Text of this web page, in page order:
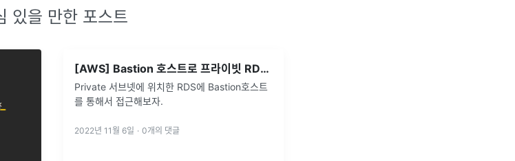
있을 만한 포스트
[AWS] Bastion 호스트로 프라이빗 RDS 접속하기 (w. HeidiSQL)
Private 서브넷에 위치한 RDS에 Bastion호스트
를 통해서 접근해보자.
2022년 11월 6일 · 0개의 댓글